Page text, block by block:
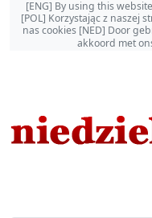
[ENG] By using this
[POL] Korzystając z naszej
nas cookies [NED] Door
akkoord met